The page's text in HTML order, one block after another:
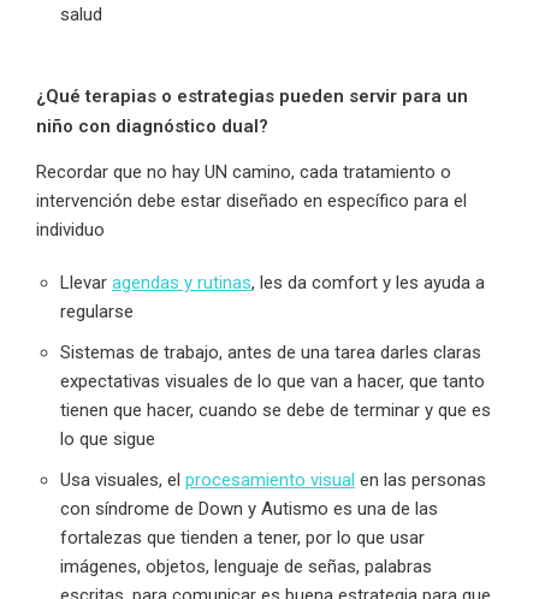
salud
¿Qué terapias o estrategias pueden servir para un
niño con diagnóstico dual?
Recordar que no hay UN camino, cada tratamiento o
intervención debe estar diseñado en específico para el
individuo
Llevar agendas y rutinas, les da comfort y les ayuda a
regularse
Sistemas de trabajo, antes de una tarea darles claras
expectativas visuales de lo que van a hacer, que tanto
tienen que hacer, cuando se debe de terminar y que es
lo que sigue
Usa visuales, el procesamiento visual en las personas
con síndrome de Down y Autismo es una de las
fortalezas que tienden a tener, por lo que usar
imágenes, objetos, lenguaje de señas, palabras